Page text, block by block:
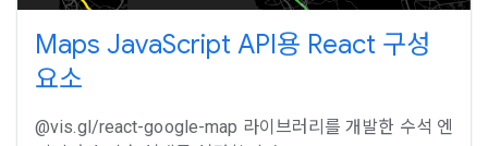
Maps JavaScript API용 React 구성
요소
@vis.gl/react-google-map 라이브러리를 개발한 수석 엔